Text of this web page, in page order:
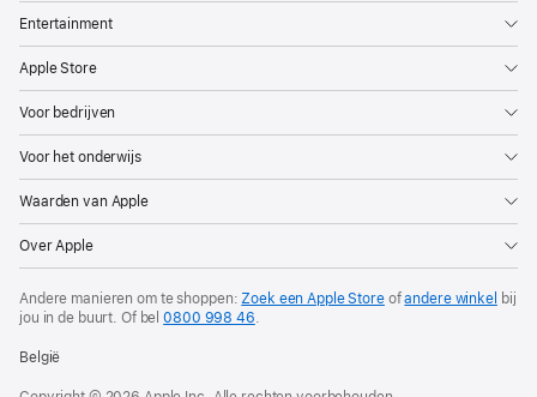
Entertainment
Apple Store
Voor bedrijven
Voor het onderwijs
Waarden van Apple
Over Apple
Andere manieren om te shoppen: Zoek een Apple Storeofandere winkel bij
jou in de buurt. Of bel0800 998 46
België